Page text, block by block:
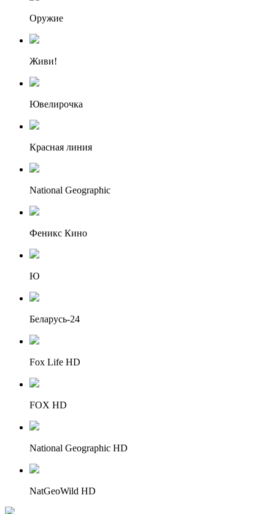
Оружие
Живи!
Ювелирочка
Красная линия
National Geographic
Феникс Кино
Ю
Беларусь-24
Fox Life HD
FOX HD
National Geographic HD
NatGeoWild HD